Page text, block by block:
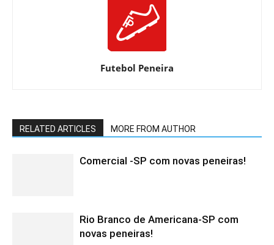
Futebol Peneira
RELATED ARTICLES MORE FROM AUTHOR
Comercial -SP com novas peneiras!
Rio Branco de Americana-SP com
novas peneiras!